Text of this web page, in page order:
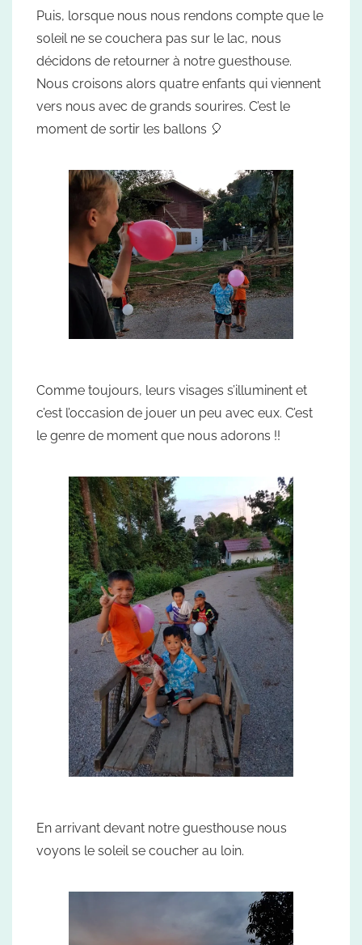
Puis, lorsque nous nous rendons compte que le
soleil ne se couchera pas sur le lac, nous
décidons de retourner à notre guesthouse.
Nous croisons alors quatre enfants qui viennent
vers nous avec de grands sourires. C’est le
moment de sortir les ballons 🎈
Comme toujours, leurs visages s’illuminent et
c’est l’occasion de jouer un peu avec eux. C’est
le genre de moment que nous adorons !!
En arrivant devant notre guesthouse nous
voyons le soleil se coucher au loin.